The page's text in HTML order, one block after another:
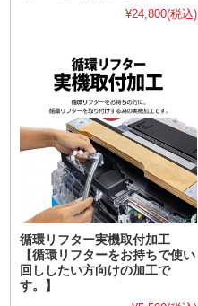
¥24,800(税込)
循環リフター実機取付加工
【循環リフターをお持ちで使い
回ししたい方向けの加工で
す。】